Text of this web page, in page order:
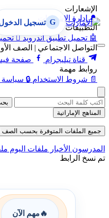
الإشعارات
🔔 إدارة الإشعارات
التطبيقات
🤖 تحميل تطبيق أندرويد 
التواصل الاجتماعي | الصف
قناة تيليجرام
صفحة
روابط مهمة
📄 شروط الاستخدام 🔒 سياسة
G تسجيل
المناهج الإماراتية
جميع الملفات المتوفرة بحسب الصف
المدرسون الأخبار ملفات اليوم
تم نسخ الرابط
🔥 مهم الآن